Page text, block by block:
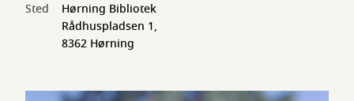
Sted
Hørning Bibliotek
Rådhuspladsen 1,
8362 Hørning